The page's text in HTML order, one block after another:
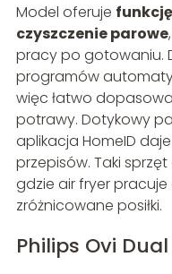
Model oferuje
czyszczenie parowe
pracy po gotowaniu.
programów
więc łatwo
potrawy. Dotykowy
aplikacja HomeID
przepisów. Taki
gdzie air fryer
zróżnicowane posiłki.
Philips Ovi